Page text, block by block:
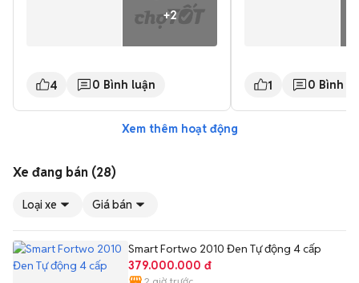
4 0 Bình luận 1 0 Bình
Xem thêm hoạt động
Xe đang bán (28)
Loại xe Giá bán
Smart Fortwo 2010 Đen Tự động 4 cấp
379.000.000 đ